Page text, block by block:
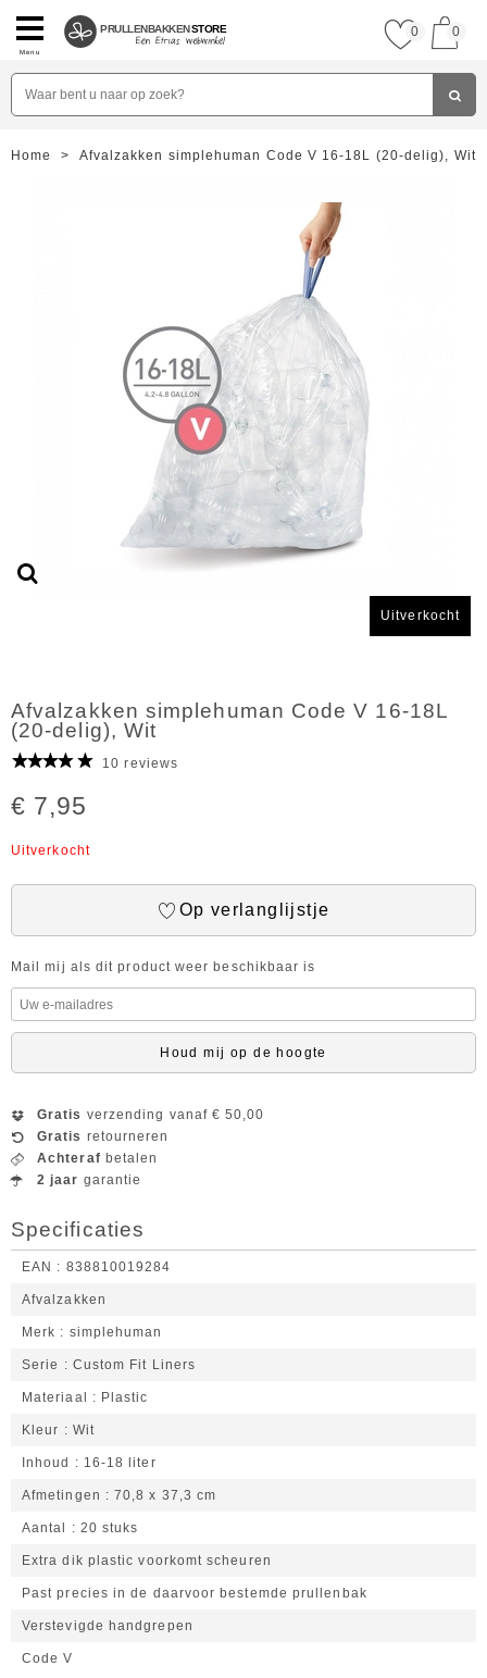
Menu
PRULLENBAKKENSTORE 0 0
Home > Afvalzakken simplehuman Code V 16-18L (20-delig), Wit
Uitverkocht
Afvalzakken simplehuman Code V 16-18L
(20-delig), Wit
10 reviews
€ 7,95
Uitverkocht
Op verlanglijstje
Mail mij als dit product weer beschikbaar is
Houd mij op de hoogte
Gratis verzending vanaf € 50,00
Gratis retourneren
Achteraf betalen
2 jaar garantie
Specificaties
EAN 838810019284
Afvalzakken
Merk simplehuman
Serie Custom Fit Liners
Materiaal Plastic
Kleur Wit
Inhoud 16-18 liter
Afmetingen 70,8 x 37,3 cm
Aantal 20 stuks
Extra dik plastic voorkomt scheuren
Past precies in de daarvoor bestemde prullenbak
Verstevigde handgrepen
Code V